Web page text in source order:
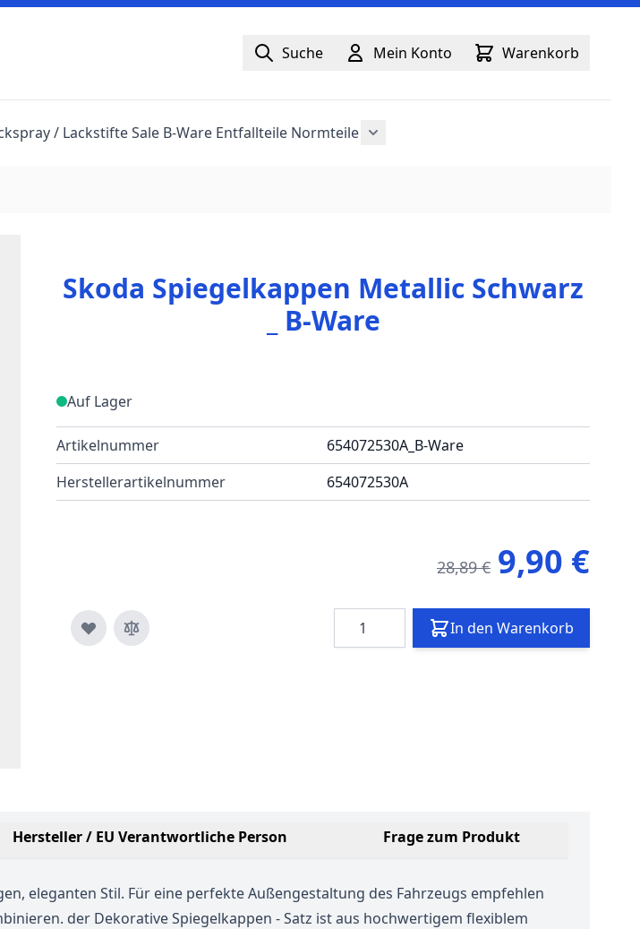
Suche Mein Konto Warenkorb
/ LackstifteSale B-Ware Entfallteile Normteile
Skoda Spiegelkappen Metallic Schwarz
_ B-Ware
Auf Lager
Artikelnummer
654072530A_B-Ware
Herstellerartikelnummer
654072530A
28,89 € 9,90 €
Menge In den Warenkorb
Hersteller / EU Verantwortliche Person Frage zum Produkt
eleganten Stil. Für eine perfekte Außengestaltung des Fahrzeugs empfehlen
der Dekorative Spiegelkappen - Satz ist aus hochwertigem flexiblem